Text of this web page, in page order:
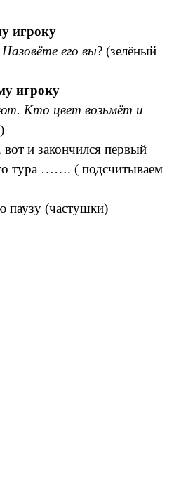
игроку
его вы? (зелёный
игроку
Кто цвет возьмёт и
и закончился первый
тура ……. ( подсчитываем
паузу (частушки)